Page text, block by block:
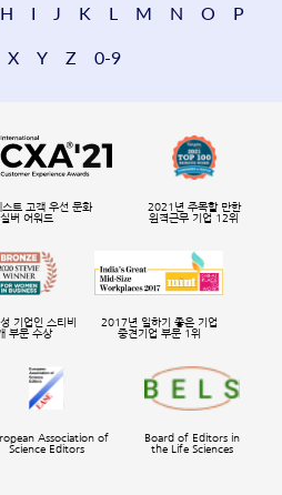
H I J K L M N O P
X Y Z 0-9